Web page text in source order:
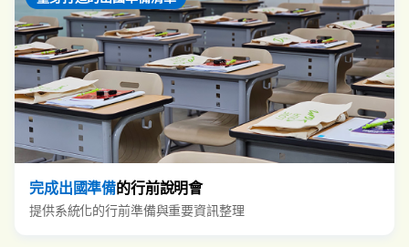
完成出國準備的行前說明會
提供系統化的行前準備與重要資訊整理